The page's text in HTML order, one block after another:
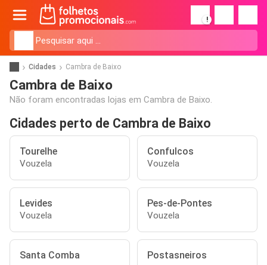
!
Cidades Cambra de Baixo
Cambra de Baixo
Não foram encontradas lojas em Cambra de Baixo.
Cidades perto de Cambra de Baixo
Tourelhe
Vouzela
Confulcos
Vouzela
Levides
Vouzela
Pes-de-Pontes
Vouzela
Santa Comba Postasneiros